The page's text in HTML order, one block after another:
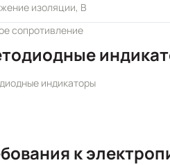
изоляции, В
сопротивление
индикаторы
к